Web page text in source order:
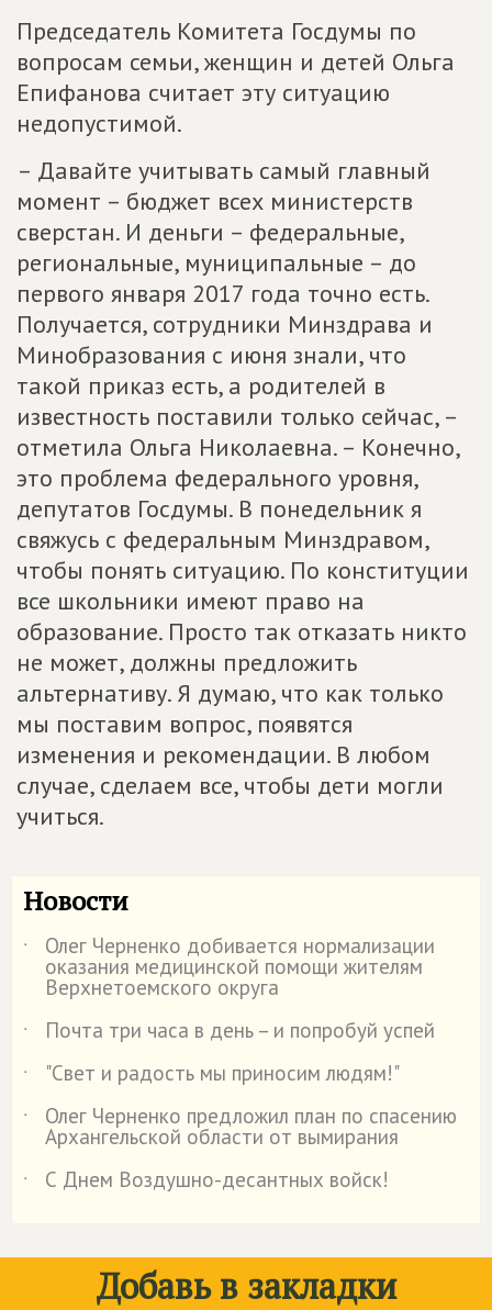
Председатель Комитета Госдумы по
вопросам семьи, женщин и детей Ольга
Епифанова считает эту ситуацию
недопустимой.
– Давайте учитывать самый главный
момент – бюджет всех министерств
сверстан. И деньги – федеральные,
региональные, муниципальные – до
первого января 2017 года точно есть.
Получается, сотрудники Минздрава и
Минобразования с июня знали, что
такой приказ есть, а родителей в
известность поставили только сейчас, –
отметила Ольга Николаевна. – Конечно,
это проблема федерального уровня,
депутатов Госдумы. В понедельник я
свяжусь с федеральным Минздравом,
чтобы понять ситуацию. По конституции
все школьники имеют право на
образование. Просто так отказать никто
не может, должны предложить
альтернативу. Я думаю, что как только
мы поставим вопрос, появятся
изменения и рекомендации. В любом
случае, сделаем все, чтобы дети могли
учиться.
Новости
˙ Олег Черненко добивается нормализации
оказания медицинской помощи жителям
Верхнетоемского округа
˙
Почта три часа в день – и попробуй успей
˙
"Свет и радость мы приносим людям!"
˙
Олег Черненко предложил план по спасению
Архангельской области от вымирания
˙
С Днем Воздушно-десантных войск!
Добавь в закладки